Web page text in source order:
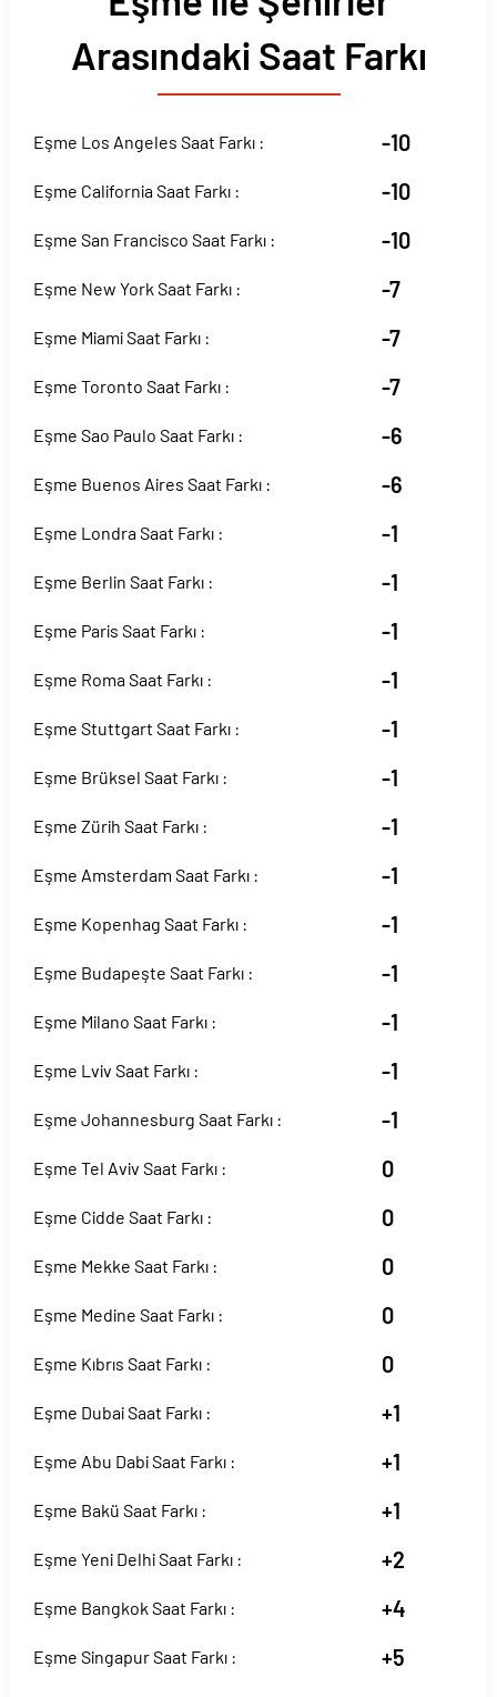
Arasındaki Saat Farkı
Eşme Los Angeles Saat Farkı : -10
Eşme California Saat Farkı : -10
Eşme San Francisco Saat Farkı : -10
Eşme New York Saat Farkı : -7
Eşme Miami Saat Farkı : -7
Eşme Toronto Saat Farkı : -7
Eşme Sao Paulo Saat Farkı : -6
Eşme Buenos Aires Saat Farkı : -6
Eşme Londra Saat Farkı : -1
Eşme Berlin Saat Farkı : -1
Eşme Paris Saat Farkı : -1
Eşme Roma Saat Farkı : -1
Eşme Stuttgart Saat Farkı : -1
Eşme Brüksel Saat Farkı : -1
Eşme Zürih Saat Farkı : -1
Eşme Amsterdam Saat Farkı : -1
Eşme Kopenhag Saat Farkı : -1
Eşme Budapeşte Saat Farkı : -1
Eşme Milano Saat Farkı : -1
Eşme Lviv Saat Farkı : -1
Eşme Johannesburg Saat Farkı : -1
Eşme Tel Aviv Saat Farkı : 0
Eşme Cidde Saat Farkı : 0
Eşme Mekke Saat Farkı : 0
Eşme Medine Saat Farkı : 0
Eşme Kıbrıs Saat Farkı : 0
Eşme Dubai Saat Farkı : +1
Eşme Abu Dabi Saat Farkı : +1
Eşme Bakü Saat Farkı : +1
Eşme Yeni Delhi Saat Farkı : +2
Eşme Bangkok Saat Farkı : +4
Eşme Singapur Saat Farkı : +5